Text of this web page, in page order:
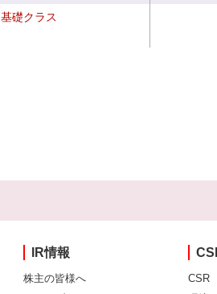
基礎クラス
IR情報
株主の皆様へ
CSR